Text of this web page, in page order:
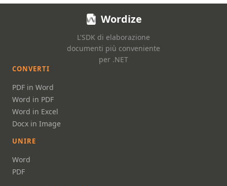
Wordize
L'SDK di elaborazione
documenti più conveniente
per .NET
CONVERTI
PDF in Word
Word in PDF
Word in Excel
Docx in Image
UNIRE
Word
PDF